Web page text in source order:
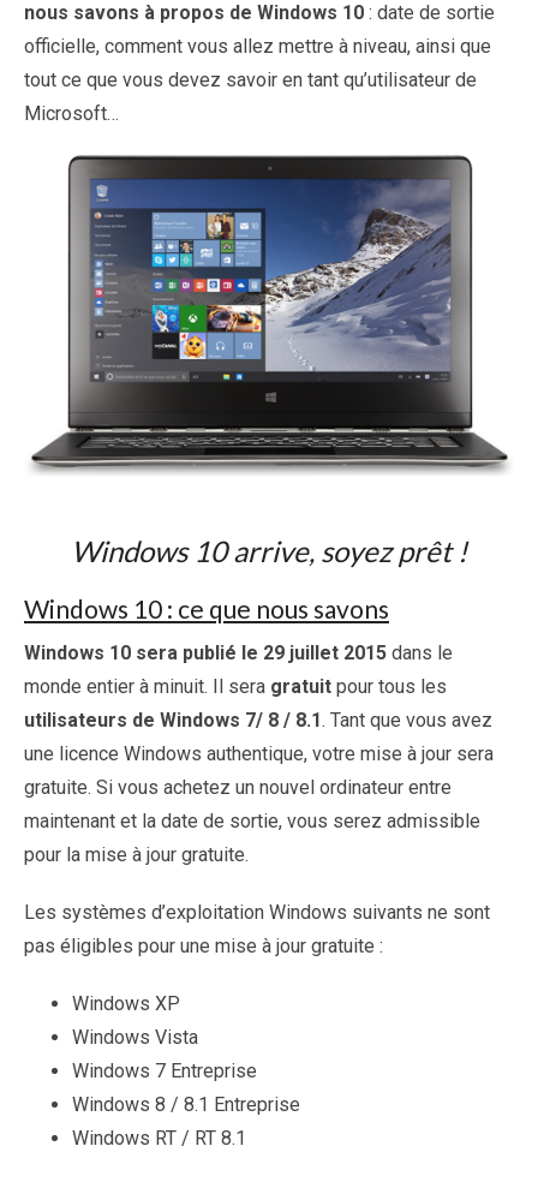
nous savons à propos de Windows 10 : date de sortie
officielle, comment vous allez mettre à niveau, ainsi que
tout ce que vous devez savoir en tant qu’utilisateur de
Microsoft…
Windows 10 arrive, soyez prêt !
Windows 10 : ce que nous savons
Windows 10 sera publié le 29 juillet 2015 dans le
monde entier à minuit. Il sera gratuit pour tous les
utilisateurs de Windows 7/ 8 / 8.1. Tant que vous avez
une licence Windows authentique, votre mise à jour sera
gratuite. Si vous achetez un nouvel ordinateur entre
maintenant et la date de sortie, vous serez admissible
pour la mise à jour gratuite.
Les systèmes d’exploitation Windows suivants ne sont
pas éligibles pour une mise à jour gratuite :
Windows XP
Windows Vista
Windows 7 Entreprise
Windows 8 / 8.1 Entreprise
Windows RT / RT 8.1